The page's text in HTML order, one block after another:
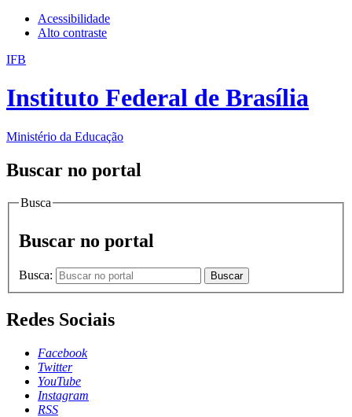
Acessibilidade
Alto contraste
IFB
Instituto Federal de Brasília
Ministério da Educação
Buscar no portal
Busca
Buscar no portal
Busca: Buscar
Redes Sociais
Facebook
Twitter
YouTube
Instagram
RSS